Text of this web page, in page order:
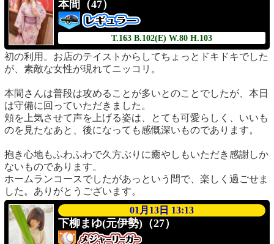
本間（47）
T.163 B.102(E) W.80 H.103
初の利用。お店のテイストからしてちょっとドキドキでした
が、素敵な女性が現れてニッコリ。
本間さんは普段は攻めることが多いとのことでしたが、本日
は守備に回っていただきました。
頬を上気させて声を上げる姿は、とても可愛らしく、いいも
のを見たなあと、後になっても感慨深いものであります。
抱き心地もふわふわで久方ぶりに癒やしもいただき感謝しか
ないものであります。
ホームランコースでしたがあっという間で、楽しく過ごせま
した。ありがとうございます。
01月13日 13:13
下柳まゆ(元伊勢)（27）